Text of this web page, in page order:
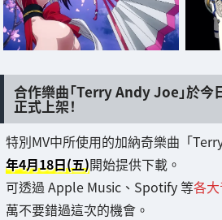
合作樂曲「Terry Andy Joe」於今
正式上架！
特別MV中所使用的加納奇樂曲「
年4月18日(五)開始提供下載。
可透過 Apple Music、Spotify 等各
萬不要錯過這次的機會。